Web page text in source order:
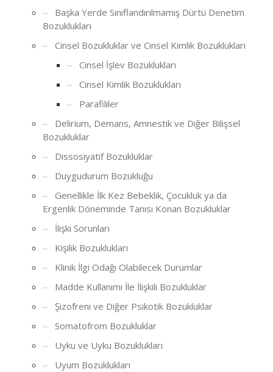
Başka Yerde Sınıflandırılmamış Dürtü Denetim
Bozuklukları
Cinsel Bozukluklar ve Cinsel Kimlik Bozuklukları
Cinsel İşlev Bozuklukları
Cinsel Kimlik Bozuklukları
Parafililer
Delirium, Demans, Amnestik ve Diğer Bilişsel
Bozukluklar
Dissosiyatif Bozukluklar
Duygudurum Bozukluğu
Genellikle İlk Kez Bebeklik, Çocukluk ya da
Ergenlik Döneminde Tanısı Konan Bozukluklar
İlişki Sorunları
Kişilik Bozuklukları
Klinik İlgi Odağı Olabilecek Durumlar
Madde Kullanımı İle İlişkili Bozukluklar
Şizofreni ve Diğer Psikotik Bozukluklar
Somatofrom Bozukluklar
Uyku ve Uyku Bozuklukları
Uyum Bozuklukları